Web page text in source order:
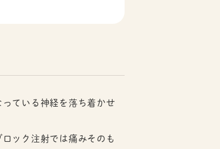
ている神経を落ち着かせ
ック注射では痛みそのも